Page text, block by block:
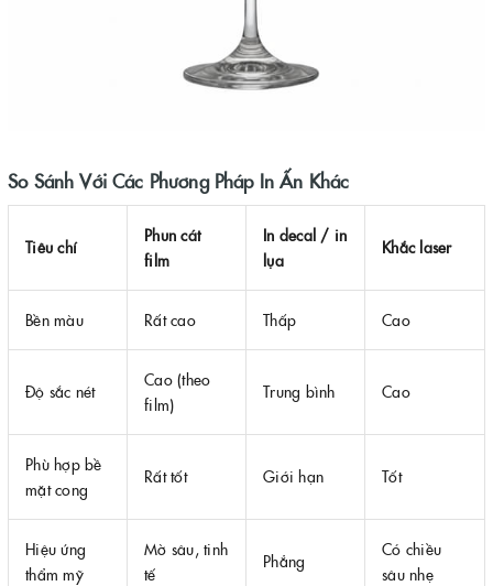
So Sánh Với Các Phương Pháp In Ấn Khác
Tiêu chí
Phun cát
film
In decal / in
lụa
Khắc laser
Bền màu Rất cao Thấp Cao
Độ sắc nét
Cao (theo
film)
Trung bình Cao
Phù hợp bề
mặt cong
Rất tốt Giới hạn Tốt
Hiệu ứng
thẩm mỹ
Mờ sâu, tinh
tế
Phẳng
Có chiều
sâu nhẹ